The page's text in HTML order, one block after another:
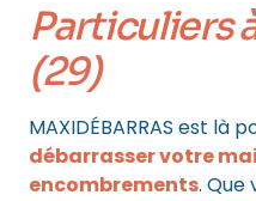
Particuliers
(29)
MAXIDÉBARRAS est là
débarrasser votre
encombrements. Que